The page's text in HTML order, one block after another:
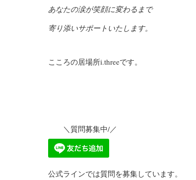
あなたの涙が笑顔に変わるまで
寄り添いサポートいたします。
こころの居場所i.threeです。
＼質問募集中/／
公式ラインでは質問を募集しています。